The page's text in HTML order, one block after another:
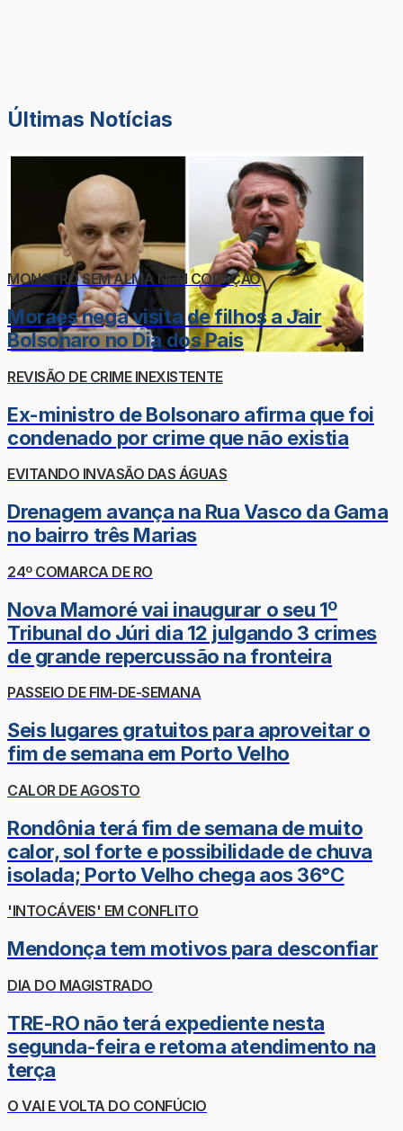
Últimas Notícias
MONSTRO SEM ALMA NEM CORAÇÃO
Moraes nega visita de filhos a Jair
Bolsonaro no Dia dos Pais
REVISÃO DE CRIME INEXISTENTE
Ex-ministro de Bolsonaro afirma que foi
condenado por crime que não existia
EVITANDO INVASÃO DAS ÁGUAS
Drenagem avança na Rua Vasco da Gama
no bairro três Marias
24º COMARCA DE RO
Nova Mamoré vai inaugurar o seu 1º
Tribunal do Júri dia 12 julgando 3 crimes
de grande repercussão na fronteira
PASSEIO DE FIM-DE-SEMANA
Seis lugares gratuitos para aproveitar o
fim de semana em Porto Velho
CALOR DE AGOSTO
Rondônia terá fim de semana de muito
calor, sol forte e possibilidade de chuva
isolada; Porto Velho chega aos 36°C
'INTOCÁVEIS' EM CONFLITO
Mendonça tem motivos para desconfiar
DIA DO MAGISTRADO
TRE-RO não terá expediente nesta
segunda-feira e retoma atendimento na
terça
O VAI E VOLTA DO CONFÚCIO